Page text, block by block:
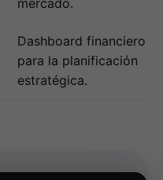
mercado.
Dashboard financiero
para la planificación
estratégica.